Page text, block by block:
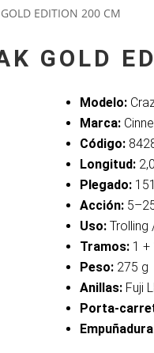
EDITION 200 CM
GOLD
Modelo:
Marca:
Código:
Longitud:
Plegado:
Acción:
Uso:Trolling
Tramos:1 +
Peso:275 g
Anillas:Fuji
Porta-